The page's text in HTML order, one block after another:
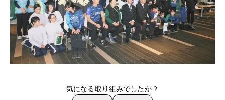
気になる取り組みでしたか？